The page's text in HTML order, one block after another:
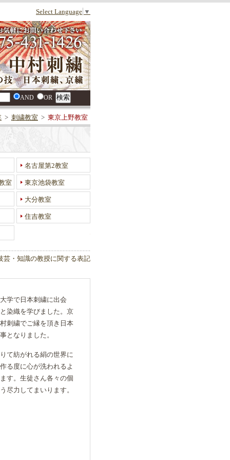
Select Language ▼
AND OR
> 刺繍教室 > 東京上野教室
名古屋第2教室
室 東京池袋教室
大分教室
住吉教室
芸・知識の教授に関する表記
学で日本刺繍に出会
染織を学びました。京
刺繍でご縁を頂き日本
となりました。
て紡がれる絹の世界に
る度に心が洗われるよ
す。生徒さん各々の個
尽力してまいります。